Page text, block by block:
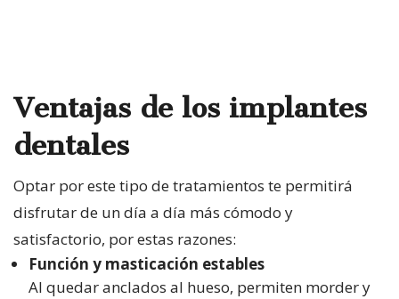
Ventajas de los implantes
dentales
Optar por este tipo de tratamientos te permitirá
disfrutar de un día a día más cómodo y
satisfactorio, por estas razones:
Función y masticación estables
Al quedar anclados al hueso, permiten morder y